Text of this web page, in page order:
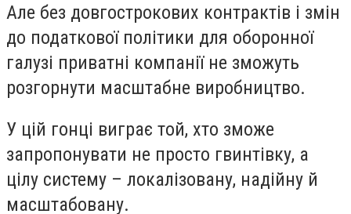
Але без довгострокових контрактів і змін
до податкової політики для оборонної
галузі приватні компанії не зможуть
розгорнути масштабне виробництво.
У цій гонці виграє той, хто зможе
запропонувати не просто гвинтівку, а
цілу систему – локалізовану, надійну й
масштабовану.